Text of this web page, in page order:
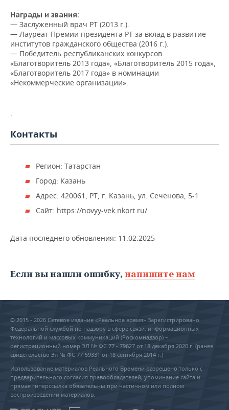
Награды и звания:
— Заслуженный врач РТ (2013 г.).
— Лауреат Премии президента РТ за вклад в развитие
институтов гражданского общества (2016 г.).
— Победитель республиканских конкурсов
«Благотворитель 2013 года», «Благотворитель 2015 года»,
«Благотворитель 2017 года» в номинации
«Некоммерческие организации».
.
Контакты
Регион: Татарстан
Город: Казань
Адрес: 420061, РТ, г. Казань, ул. Сеченова, 5-1
Сайт: https://novyy-vek.nkort.ru/
Дата последнего обновления: 11.02.2025
Если вы нашли ошибку, напишите нам
© 2015 - 2026 Сетевое издание «Реальное время» Зарегистрировано
Федеральной службой по надзору в сфере связи, информационных
технологий и массовых коммуникаций (Роскомнадзор) –
регистрационный номер ЭЛ № ФС 77 - 79627 от 18 декабря 2020 г. (ранее
свидетельство Эл № ФС 77-59331 от 18 сентября 2014 г.)
Использование материалов Реального Времени разрешено только с
предварительного согласия правообладателей, упоминание сайта и
прямая гиперссылка обязательны при частичном или полном
воспроизведении материалов.